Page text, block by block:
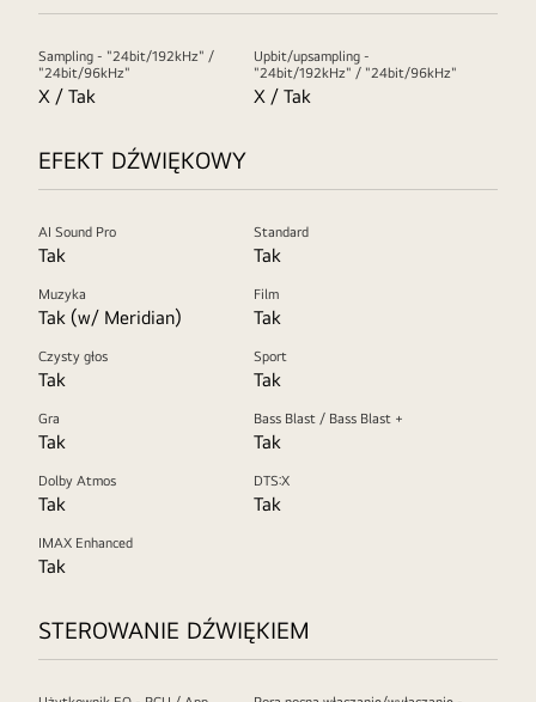
Sampling - "24bit/192kHz" /
"24bit/96kHz"
X / Tak
Upbit/upsampling -
"24bit/192kHz" / "24bit/96kHz"
X / Tak
EFEKT DŹWIĘKOWY
AI Sound Pro
Tak
Standard
Tak
Muzyka
Tak (w/ Meridian)
Film
Tak
Czysty głos
Tak
Sport
Tak
Gra
Tak
Bass Blast / Bass Blast +
Tak
Dolby Atmos
Tak
DTS:X
Tak
IMAX Enhanced
Tak
STEROWANIE DŹWIĘKIEM